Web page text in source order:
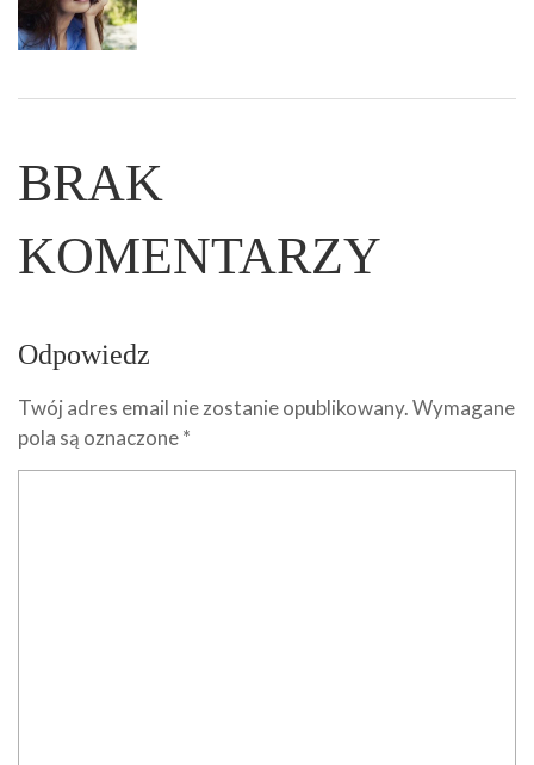
BRAK
KOMENTARZY
Odpowiedz
Twój adres email nie zostanie opublikowany.Wymagane
pola są oznaczone*